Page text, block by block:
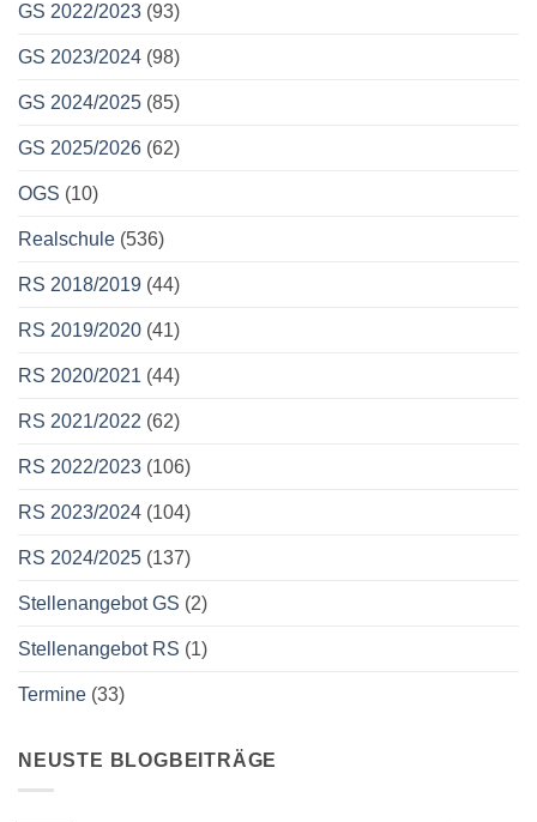
GS 2022/2023 (93)
GS 2023/2024 (98)
GS 2024/2025 (85)
GS 2025/2026 (62)
OGS (10)
Realschule (536)
RS 2018/2019 (44)
RS 2019/2020 (41)
RS 2020/2021 (44)
RS 2021/2022 (62)
RS 2022/2023 (106)
RS 2023/2024 (104)
RS 2024/2025 (137)
Stellenangebot GS (2)
Stellenangebot RS (1)
Termine (33)
NEUSTE BLOGBEITRÄGE